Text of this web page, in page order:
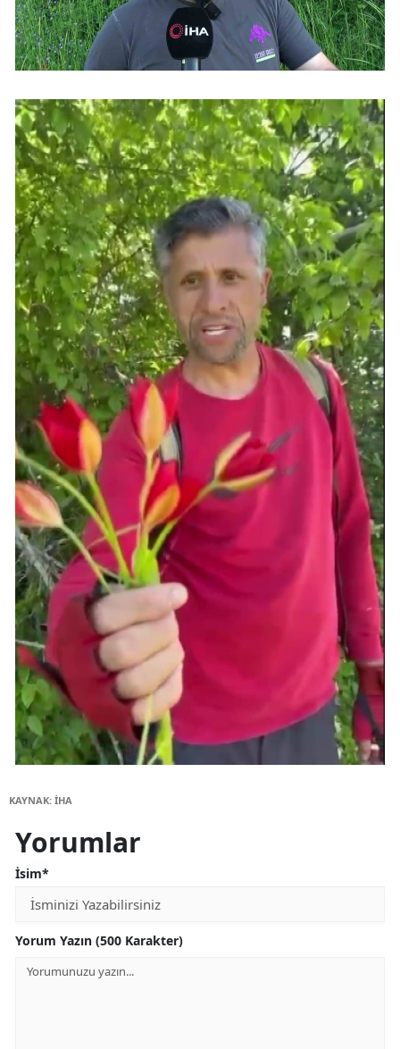
KAYNAK: İHA
Yorumlar
İsim*
Yorum Yazın (500 Karakter)